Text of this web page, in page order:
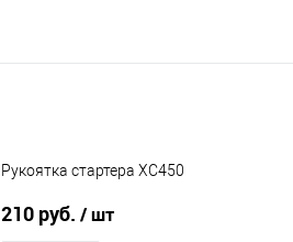
Рукоятка стартера XC450
210 руб. / шт